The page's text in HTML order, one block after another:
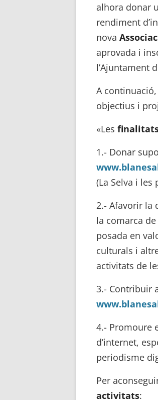
alhora donar
rendiment
nova
aprovada i
l’Ajuntament
A
objectius i
«Les
1.- Donar
(La Selva i les
2.- Afavorir la
la comarca
posada en
culturals i
activitats de
3.- Contribuir
4.- Promoure
d’internet,
periodisme
Per
activitats: